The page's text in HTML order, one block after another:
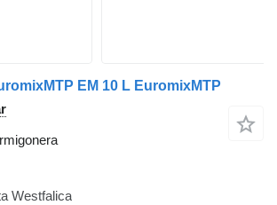
EM 10 L EuromixMTP
Westfalica